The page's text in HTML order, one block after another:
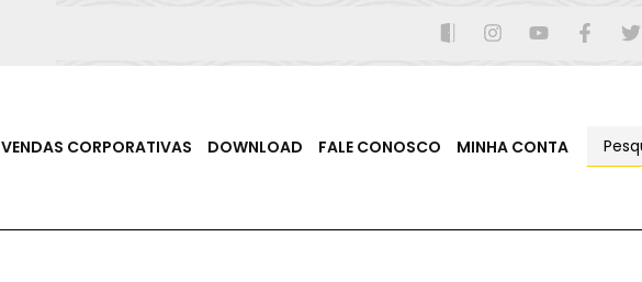
VENDAS CORPORATIVAS DOWNLOAD FALE CONOSCO MINHA CONTA